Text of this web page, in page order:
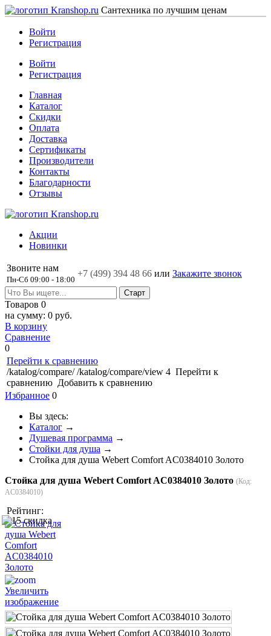
Сантехника по лучшим ценам
Войти
Регистрация
Войти
Регистрация
Главная
Каталог
Скидки
Оплата
Доставка
Сертификаты
Производители
Контакты
Благодарности
Отзывы
Акции
Новинки
Звоните нам
Пн-Сб 09:00 - 18:00
+7 (499) 394 48 66 или Закажите звонок
Товаров 0
на сумму: 0 руб.
В корзину
Сравнение
0
Перейти к сравнению
/katalog/compare/ /katalog/compare/view 4 Перейти к
сравнению Добавить к сравнению
Избранное 0
Вы здесь:
Каталог →
Душевая программа →
Стойки для душа →
Стойка для душа Webert Comfort AC0384010 Золото
Стойка для душа Webert Comfort AC0384010 Золото (Код:
AC0384010)
Рейтинг:
Увеличить
изображение